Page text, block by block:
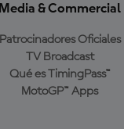
Media & Commercial
Patrocinadores Oficiales
TV Broadcast
Qué es TimingPass™
MotoGP™ Apps